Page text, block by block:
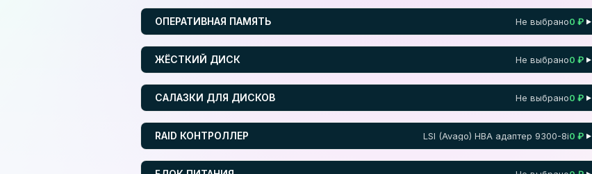
ОПЕРАТИВНАЯ ПАМЯТЬ Не выбрано0 ₽▼
ЖЁСТКИЙ ДИСК Не выбрано0 ₽▼
САЛАЗКИ ДЛЯ ДИСКОВ Не выбрано0 ₽▼
RAID КОНТРОЛЛЕР LSI (Avago) HBA адаптер 9300-8i0 ₽▼